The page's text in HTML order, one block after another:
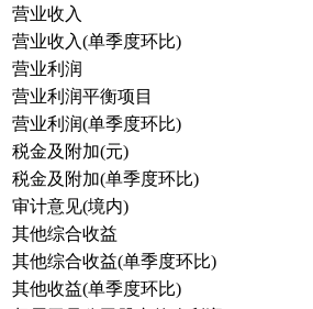
营业收入
营业收入(单季度环比)
营业利润
营业利润平衡项目
营业利润(单季度环比)
税金及附加(元)
税金及附加(单季度环比)
审计意见(境内)
其他综合收益
其他综合收益(单季度环比)
其他收益(单季度环比)